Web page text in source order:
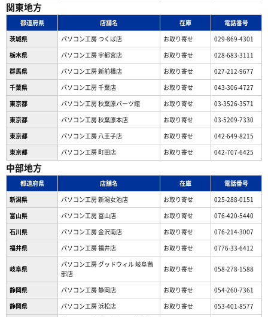
関東地方
都道府県 店舗名 在庫
電話番号
茨城県
パソコン工房 つくば店 お取り寄せ
029-869-4301
栃木県
パソコン工房 宇都宮店 お取り寄せ
028-683-3111
群馬県
パソコン工房 新前橋店 お取り寄せ
027-212-9677
千葉県
パソコン工房 千葉店 お取り寄せ
043-306-4727
東京都
パソコン工房 秋葉原パーツ館 お取り寄せ
03-3526-3571
東京都
パソコン工房 秋葉原本店 お取り寄せ
03-5209-7330
東京都
パソコン工房 八王子店 お取り寄せ
042-649-8215
東京都
パソコン工房 町田店 お取り寄せ 042-707-6425
中部地方
都道府県 店舗名 在庫
電話番号
新潟県
パソコン工房 新潟女池店 お取り寄せ
025-288-0151
富山県
パソコン工房 富山店 お取り寄せ
076-420-5440
石川県
パソコン工房 金沢南店 お取り寄せ
076-214-3007
福井県
パソコン工房 福井店 お取り寄せ 0776-33-6412
岐阜県
パソコン工房 グッドウィル 岐阜茜
部店
お取り寄せ 058-278-1588
静岡県 パソコン工房 静岡店 お取り寄せ
054-260-7361
静岡県
パソコン工房 浜松店 お取り寄せ 053-401-8577